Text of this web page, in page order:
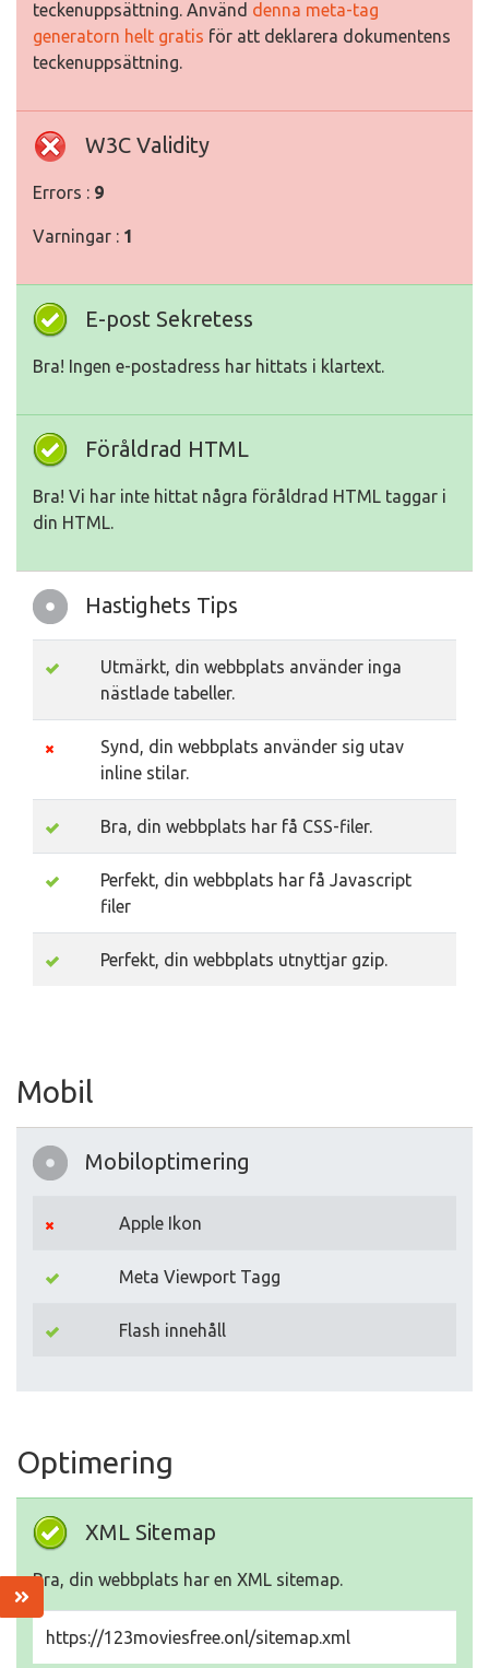
teckenuppsättning. Använd denna meta-tag
generatorn helt gratis för att deklarera dokumentens
teckenuppsättning.
W3C Validity
Errors : 9
Varningar : 1
E-post Sekretess
Bra! Ingen e-postadress har hittats i klartext.
Föråldrad HTML
Bra! Vi har inte hittat några föråldrad HTML taggar i
din HTML.
Hastighets Tips
Utmärkt, din webbplats använder inga
nästlade tabeller.
Synd, din webbplats använder sig utav
inline stilar.
Bra, din webbplats har få CSS-filer.
Perfekt, din webbplats har få Javascript
filer
Perfekt, din webbplats utnyttjar gzip.
Mobil
Mobiloptimering
Apple Ikon
Meta Viewport Tagg
Flash innehåll
Optimering
XML Sitemap
Bra, din webbplats har en XML sitemap.
https://123moviesfree.onl/sitemap.xml